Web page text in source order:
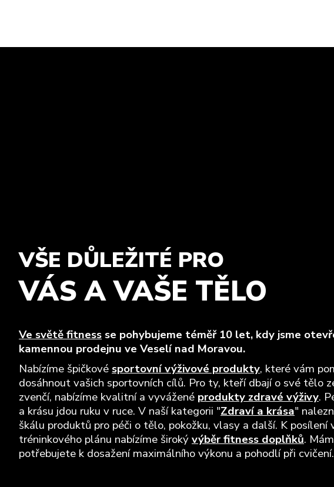
VŠE DŮLEŽITÉ PRO
VÁS A VAŠE TĚLO
Ve světě fitness se pohybujeme téměř 10 let, kdy jsme
kamennou prodejnu ve Veselí nad Moravou.
Nabízíme špičkové sportovní výživové produkty, které vám
dosáhnout vašich sportovních cílů. Pro ty, kteří dbají o své tělo
zvenčí, nabízíme kvalitní a vyvážené produkty zdravé výživy.
a krásu jdou ruku v ruce. V naší kategorii "Zdraví a krása"
škálu produktů pro péči o tělo, pokožku, vlasy a další. K posílení
tréninkového plánu nabízíme širokývýběr fitness doplňků.
potřebujete k dosažení maximálního výkonu a pohodlí při cvičení.